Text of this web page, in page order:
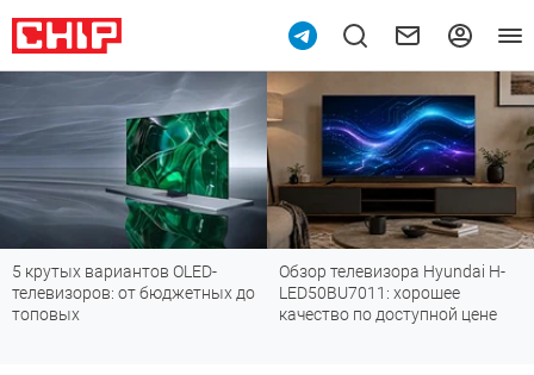
5 крутых вариантов OLED-
телевизоров: от бюджетных до
топовых
Обзор телевизора Hyundai H-
LED50BU7011: хорошее
качество по доступной цене